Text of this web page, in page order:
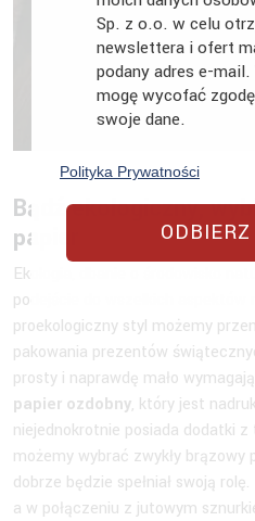
Bądź ekologiczny,
papier
Ekologia, dbanie o środowisko
podejście do wszelkich aspektów
proekologiczny styl możemy
pakowania prezentów
prosty i naprawdę mało
papier ozdobny, który jest
niejednokrotnie posiada dodatki
możemy wybrać zwykły brązowy
dobrze będzie spełniał swoją
a w połączeniu z jutowym
Sp. z o.o. w celu
newslettera i ofert
podany adres e-
mogę wycofać
swoje dane.
Polityka Prywatności